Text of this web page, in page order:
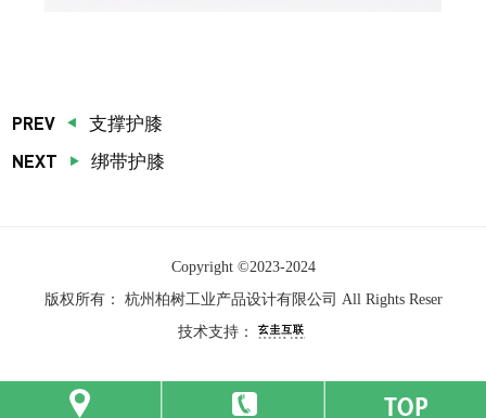
PREV 支撑护膝
NEXT 绑带护膝
Copyright ©2023-2024
版权所有：
杭州柏树工业产品设计有限公司 All Rights Reser
技术支持：